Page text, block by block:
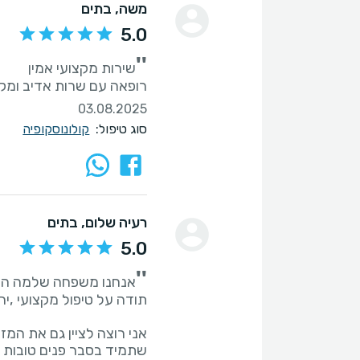
משה, בתים
5.0
''
רופאה עם שרות אדיב
03.08.2025
סוג טיפול: קולונוסקופיה
רעיה שלום, בתים
5.0
''